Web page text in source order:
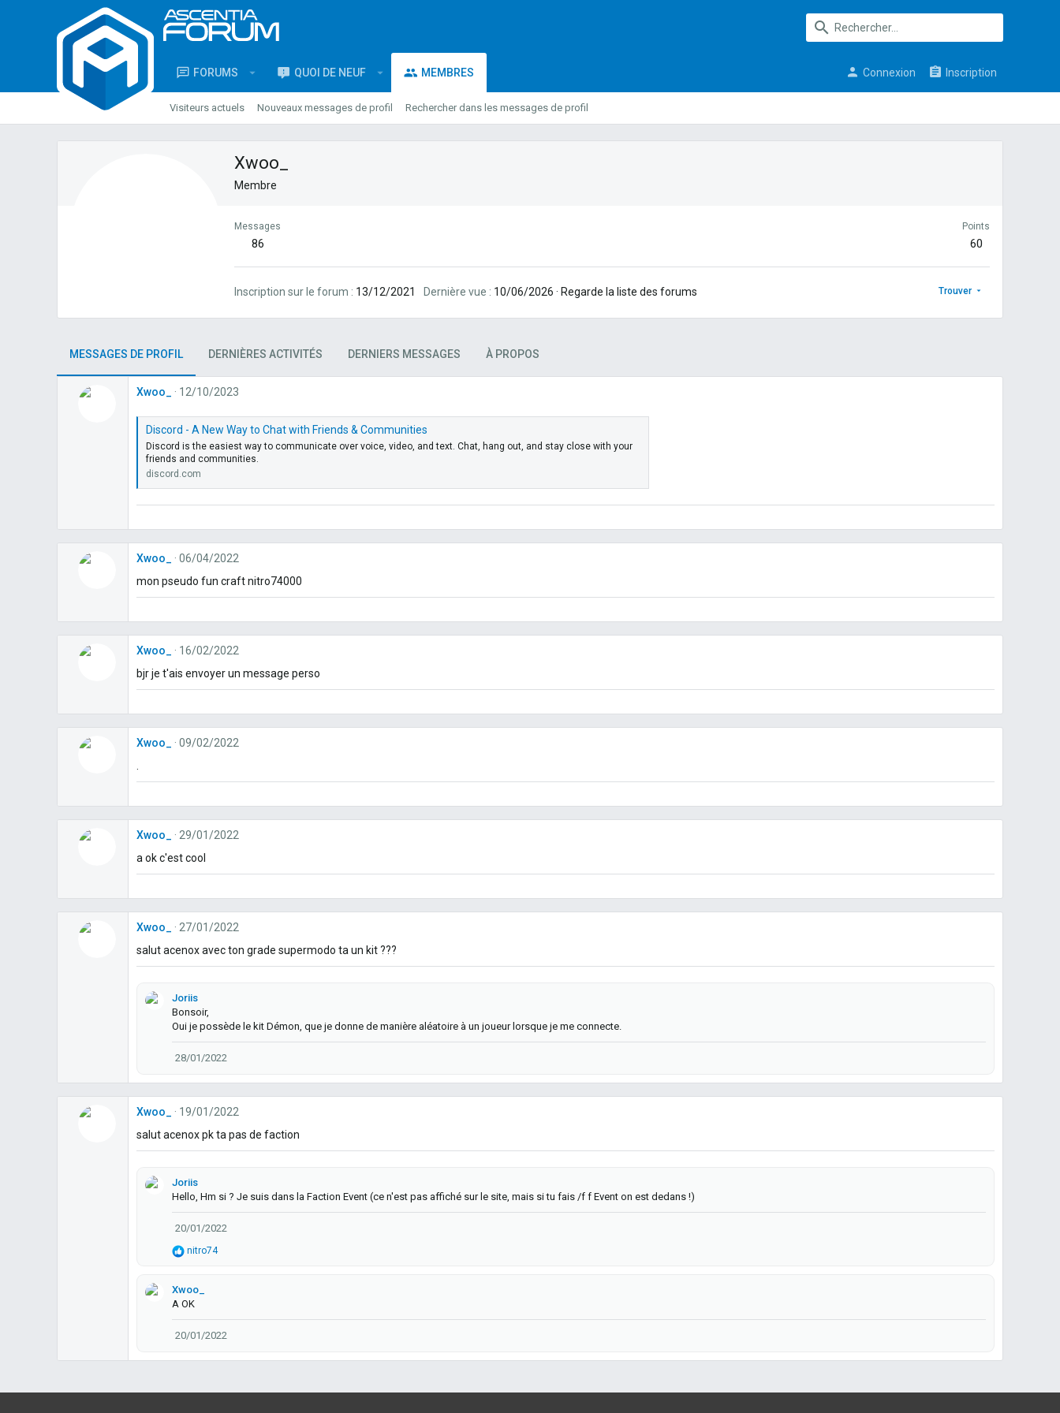
FORUMS QUOI DE NEUF MEMBRES Connexion Inscription
Visiteurs actuels Nouveaux messages de profil Rechercher dans les messages de profil
Xwoo_
Membre
Messages
86
Points
60
Inscription sur le forum 13/12/2021 Dernière vue 10/06/2026 · Regarde la liste des forums Trouver
MESSAGES DE PROFIL DERNIÈRES ACTIVITÉS DERNIERS MESSAGES À PROPOS
Xwoo_ 12/10/2023
Discord - A New Way to Chat with Friends & Communities
Discord is the easiest way to communicate over voice, video, and text. Chat, hang out, and stay close with your
friends and communities.
discord.com
Xwoo_
06/04/2022
mon pseudo fun craft nitro74000
Xwoo_
16/02/2022
bjr je t'ais envoyer un message perso
Xwoo_
09/02/2022
.
Xwoo_
29/01/2022
a ok c'est cool
Xwoo_
27/01/2022
salut acenox avec ton grade supermodo ta un kit ???
Joriis
Bonsoir,
Oui je possède le kit Démon, que je donne de manière aléatoire à un joueur lorsque je me connecte.
28/01/2022
Xwoo_
19/01/2022
salut acenox pk ta pas de faction
Joriis
Hello, Hm si ? Je suis dans la Faction Event (ce n'est pas affiché sur le site, mais si tu fais /f f Event on est dedans !)
20/01/2022
R
c
t
n
:
nitro74
Xwoo_
A OK
20/01/2022